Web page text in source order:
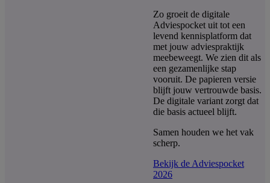
Zo groeit de digitale
Adviespocket uit tot een
levend kennisplatform dat
met jouw adviespraktijk
meebeweegt. We zien dit als
een gezamenlijke stap
vooruit. De papieren versie
blijft jouw vertrouwde basis.
De digitale variant zorgt dat
die basis actueel blijft.
Samen houden we het vak
scherp.
Bekijk de Adviespocket
2026